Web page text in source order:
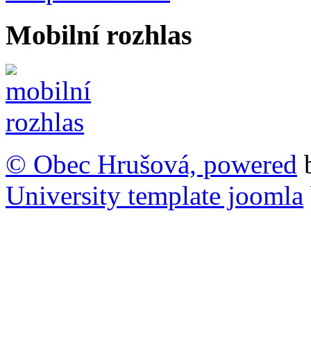
Mobilní rozhlas
© Obec Hrušová, powered
University template joomla